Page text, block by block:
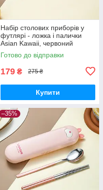
Набір столових приборів у
футлярі - ложка і палички
Asian Kawaii, червоний
Готово до відправки
179 ₴ 275 ₴
Купити
–35%